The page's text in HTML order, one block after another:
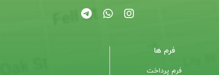
فرم ها
فرم پرداخت